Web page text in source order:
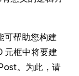
可帮助您构建
元框中将要建
。为此，请